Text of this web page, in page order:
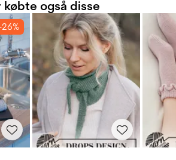
også disse